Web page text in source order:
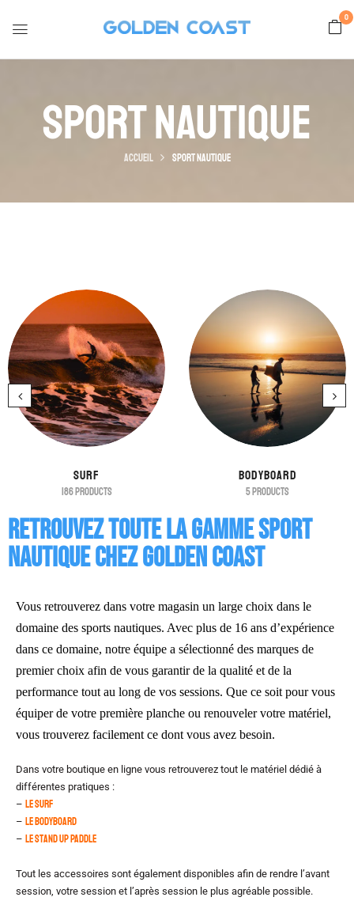
0
Sport Nautique
Accueil Sport Nautique
Surf
186products
Bodyboard
5 products
Retrouvez toute la gamme sport
nautique chez Golden Coast
Vous retrouverez dans votre magasin un large choix dans le
domaine des sports nautiques. Avec plus de 16 ans d’expérience
dans ce domaine, notre équipe a sélectionné des marques de
premier choix afin de vous garantir de la qualité et de la
performance tout au long de vos sessions. Que ce soit pour vous
équiper de votre première planche ou renouveler votre matériel,
vous trouverez facilement ce dont vous avez besoin.
Dans votre boutique en ligne vous retrouverez tout le matériel dédié à
différentes pratiques :
– Le surf
– Le bodyboard
– Le Stand Up Paddle
Tout les accessoires sont également disponibles afin de rendre l’avant
session, votre session et l’après session le plus agréable possible.